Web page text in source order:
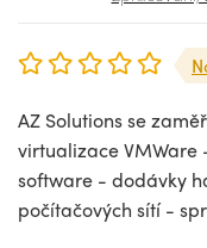
AZ Solutions se
virtualizace
software - dodávky
počítačových sítí -